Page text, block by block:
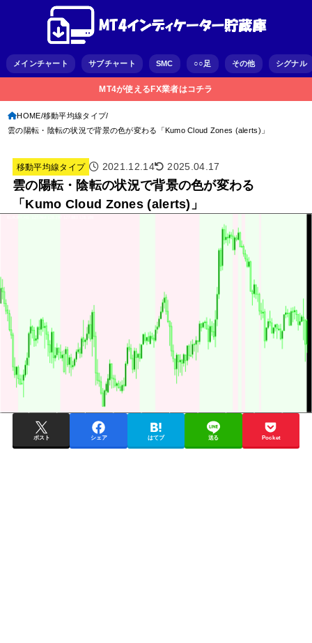
メインチャート サブチャート SMC ○○足 その他 シグナル
MT4が使えるFX業者はコチラ
HOME 移動平均線タイプ
雲の陽転・陰転の状況で背景の色が変わる「Kumo Cloud Zones (alerts)」
移動平均線タイプ 2021.12.14 2025.04.17
雲の陽転・陰転の状況で背景の色が変わる
「Kumo Cloud Zones (alerts)」
ポスト シェア はてブ 送る Pocket